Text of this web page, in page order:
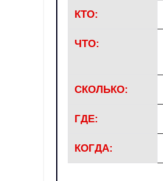
КТО:
ЧТО:
СКОЛЬКО:
ГДЕ:
КОГДА: